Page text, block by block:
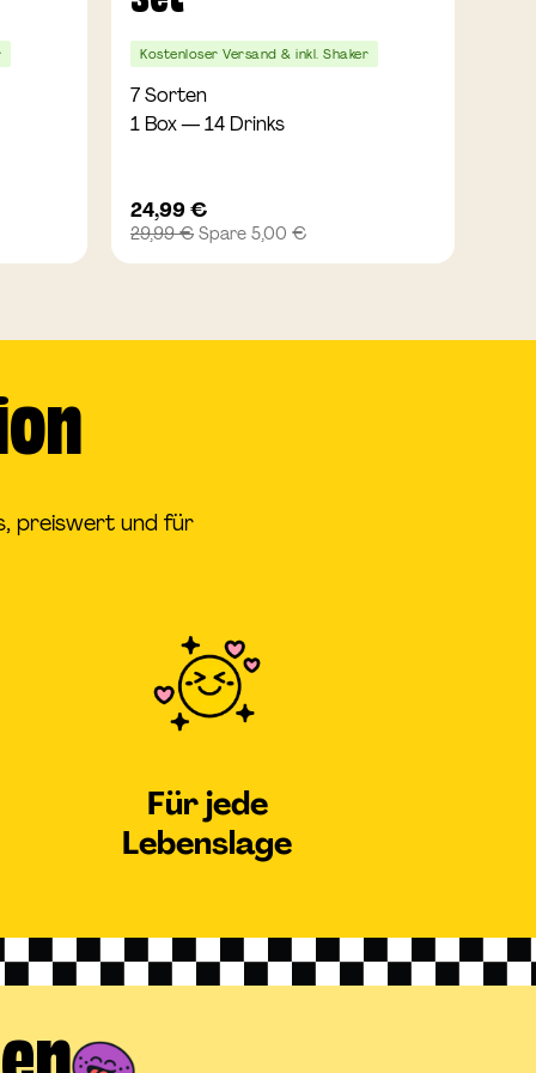
Kostenloser Versand & inkl. Shaker
7 Sorten
1 Box — 14 Drinks
Angebotspreis
24,99 €
Regulärer
29,99 € Spare 5,00 €
preiswert und für
Für jede
Lebenslage